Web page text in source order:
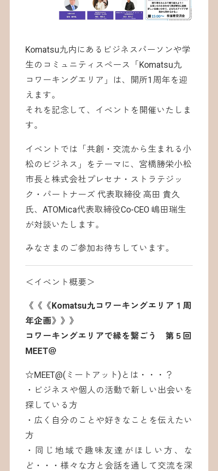
©ATOMica Inc., All Rights Reserved.
Komatsu九内にあるビジネスパーソンや学
生のコミュニティスペース「Komatsu九
コワーキングエリア」は、開所1周年を迎
えます。
それを記念して、イベントを開催いたしま
す。
イベントでは「共創・交流から生まれる小
松のビジネス」をテーマに、宮橋勝栄小松
市長と株式会社プレセナ・ストラテジッ
ク・パートナーズ 代表取締役 高田 貴久
氏、ATOMica代表取締役Co-CEO 嶋田瑞生
が対談いたします。
みなさまのご参加お待ちしています。
＜イベント概要＞
《《《Komatsu九コワーキングエリア１周
年企画》》》
コワーキングエリアで縁を繋ごう 第５回
MEET＠
☆MEET@(ミートアット)とは・・・？
・ビジネスや個人の活動で新しい出会いを
探している方
・広く自分のことや好きなことを伝えたい
方
・同じ地域で趣味友達がほしい方、な
ど・・・様々な方と会話を通して交流を深